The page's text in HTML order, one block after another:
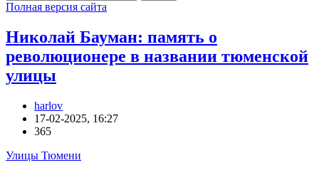
Полная версия сайта
Николай Бауман: память о
революционере в названии тюменской
улицы
harlov
17-02-2025, 16:27
365
Улицы Тюмени